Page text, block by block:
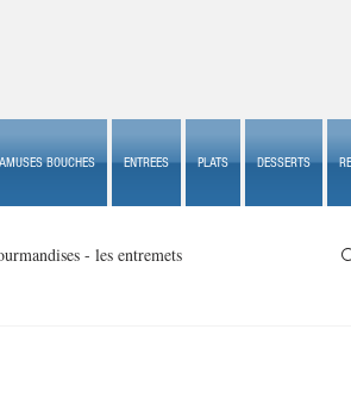
BOUCHES ENTREES PLATS DESSERTS
- les entremets